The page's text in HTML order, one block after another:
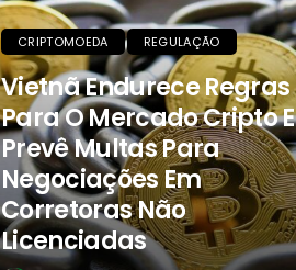
CRIPTOMOEDA REGULAÇÃO
Vietnã Endurece Regras
Para O Mercado Cripto E
Prevê Multas Para
Negociações Em
Corretoras Não
Licenciadas